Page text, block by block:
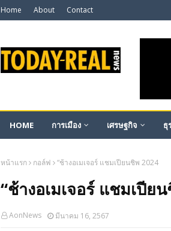
Home About Contact
HOME การเมือง เศรษฐกิจ ธุ
หน้าแรก กอล์ฟ “ช้างอเมเจอร์ แชมเปียนชิพ 2024
“ช้างอเมเจอร์ แชมเปีย
AonNews มีนาคม 16, 2567